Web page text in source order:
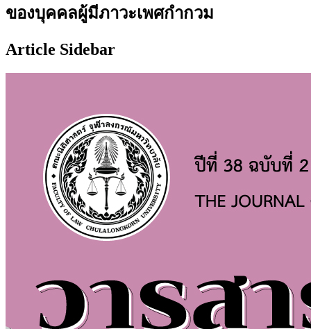
ของบุคคลผู้มีภาวะเพศกำกวม
Article Sidebar